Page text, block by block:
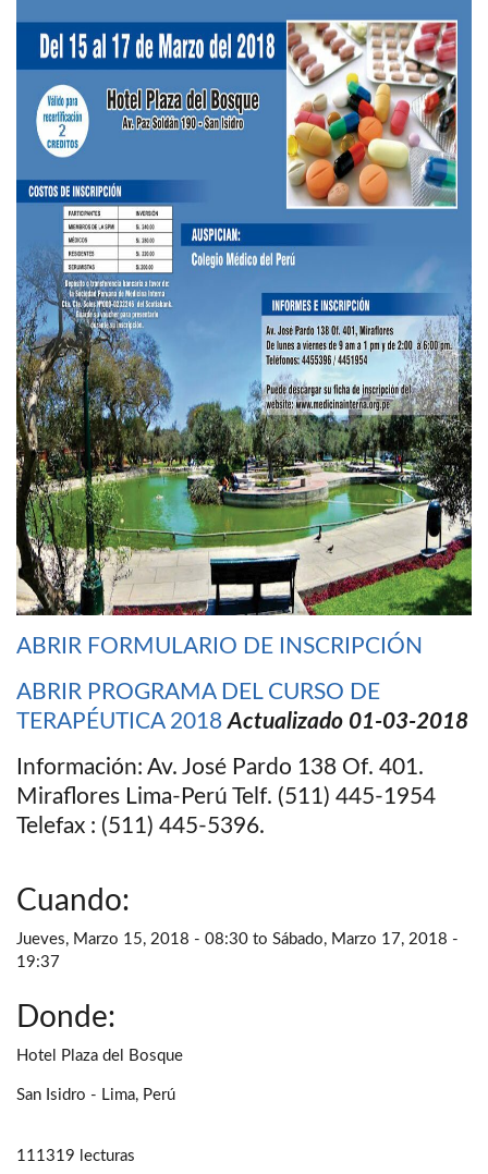
ABRIR FORMULARIO DE INSCRIPCIÓN
ABRIR PROGRAMA DEL CURSO DE
TERAPÉUTICA 2018 Actualizado 01-03-2018
Información: Av. José Pardo 138 Of. 401.
Miraflores Lima-Perú Telf. (511) 445-1954
Telefax : (511) 445-5396.
Cuando:
Jueves, Marzo 15, 2018 - 08:30 to Sábado, Marzo 17, 2018 -
19:37
Donde:
Hotel Plaza del Bosque
San Isidro - Lima, Perú
111319 lecturas